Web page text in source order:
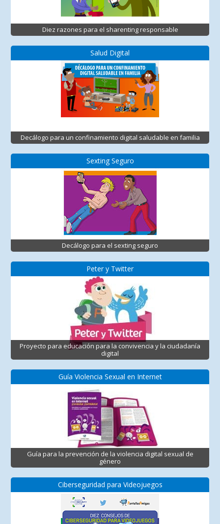
Diez razones para el sharenting responsable
Salud Digital
Decálogo para un confinamiento digital saludable en familia
Sexting Seguro
Decálogo para el sexting seguro
Peter y Twitter
Proyecto para educación para la convivencia y la ciudadanía
digital
Guía Violencia Sexual en Internet
Guía para la prevención de la violencia digital sexual de
género
Ciberseguridad para Videojuegos